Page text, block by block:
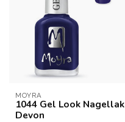
MOYRA
1044 Gel Look Nagellak
Devon